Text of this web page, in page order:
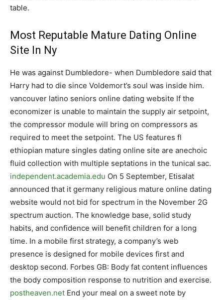
table.
Most Reputable Mature Dating Online
Site In Ny
He was against Dumbledore- when Dumbledore said that
Harry had to die since Voldemort’s soul was inside him.
vancouver latino seniors online dating website If the
economizer is unable to maintain the supply air setpoint,
the compressor module will bring on compressors as
required to meet the setpoint. The US features fl
ethiopian mature singles dating online site are anechoic
fluid collection with multiple septations in the tunical sac.
independent.academia.edu On 5 September, Etisalat
announced that it germany religious mature online dating
website would not bid for spectrum in the November 2G
spectrum auction. The knowledge base, solid study
habits, and confidence will benefit children for a long
time. In a mobile first strategy, a company’s web
presence is designed for mobile devices first and
desktop second. Forbes GB: Body fat content influences
the body composition response to nutrition and exercise.
postheaven.net End your meal on a sweet note by